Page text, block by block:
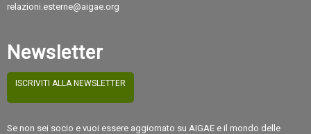
relazioni.esterne@aigae.org
Newsletter
ISCRIVITI ALLA NEWSLETTER
Se non sei socio e vuoi essere aggiornato su AIGAE e il mondo delle